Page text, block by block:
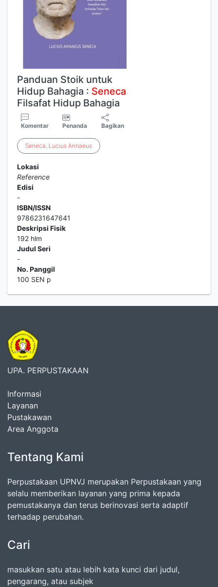
Panduan Stoik untuk
Hidup Bahagia : Seneca
Filsafat Hidup Bahagia
Komentar Penanda Bagikan
Seneca, Lucius Annaeus
Lokasi
Reference
Edisi
-
ISBN/ISSN
9786231647641
Deskripsi Fisik
192 hlm
Judul Seri
-
No. Panggil
100 SEN p
UPA. PERPUSTAKAAN
Informasi
Layanan
Pustakawan
Area Anggota
Tentang Kami
Perpustakaan UPNVJ merupakan Perpustakaan yang
selalu memberikan layanan yang prima kepada
pemustakanya dan terus berinovasi serta adaptif
terhadap perubahan.
Cari
masukkan satu atau lebih kata kunci dari judul,
pengarang, atau subjek